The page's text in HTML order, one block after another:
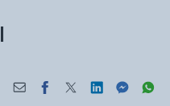
y dudalen hon wrth
Rhannwch y dudalen hon
Rhannwch y dudalen
Rhannwch y
Rhannwch y